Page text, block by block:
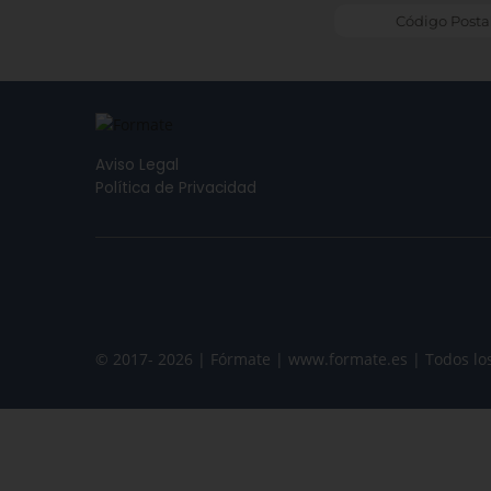
Aviso Legal
Política de Privacidad
© 2017- 2026 | Fórmate | www.formate.es | Todos